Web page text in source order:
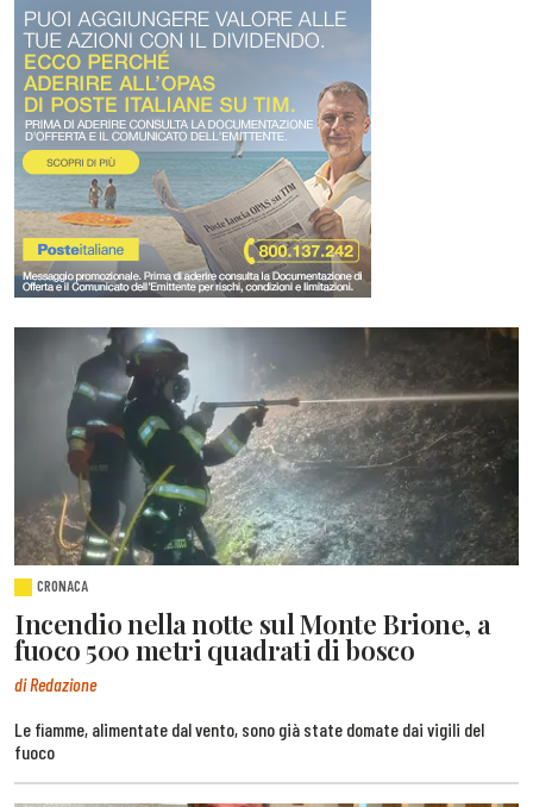
CRONACA
Incendio nella notte sul Monte Brione, a
fuoco 500 metri quadrati di bosco
di Redazione
Le fiamme, alimentate dal vento, sono già state domate dai vigili del
fuoco